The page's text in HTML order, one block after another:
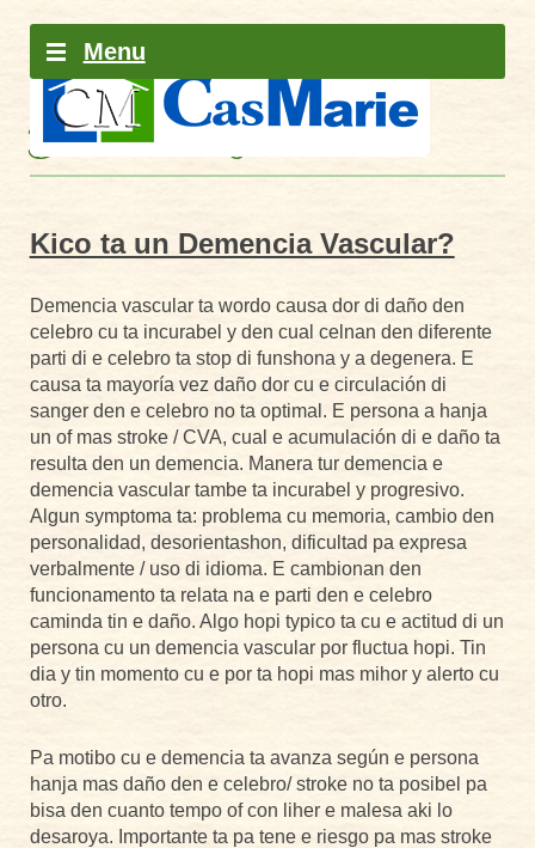
Menu
Demencia Vascular
Kico ta un Demencia Vascular?
Demencia vascular ta wordo causa dor di daño den
celebro cu ta incurabel y den cual celnan den diferente
parti di e celebro ta stop di funshona y a degenera. E
causa ta mayoría vez daño dor cu e circulación di
sanger den e celebro no ta optimal. E persona a hanja
un of mas stroke / CVA, cual e acumulación di e daño ta
resulta den un demencia. Manera tur demencia e
demencia vascular tambe ta incurabel y progresivo.
Algun symptoma ta: problema cu memoria, cambio den
personalidad, desorientashon, dificultad pa expresa
verbalmente / uso di idioma. E cambionan den
funcionamento ta relata na e parti den e celebro
caminda tin e daño. Algo hopi typico ta cu e actitud di un
persona cu un demencia vascular por fluctua hopi. Tin
dia y tin momento cu e por ta hopi mas mihor y alerto cu
otro.
Pa motibo cu e demencia ta avanza según e persona
hanja mas daño den e celebro/ stroke no ta posibel pa
bisa den cuanto tempo of con liher e malesa aki lo
desaroya. Importante ta pa tene e riesgo pa mas stroke